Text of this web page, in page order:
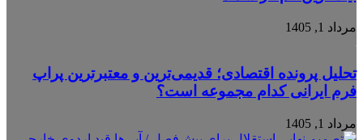
مرداد 1, 1405
تحلیل پرونده اقتصادی؛ قدیمی‌ترین و معتبرترین پراپ
فرم ایرانی کدام مجموعه است؟
مرداد 1, 1405